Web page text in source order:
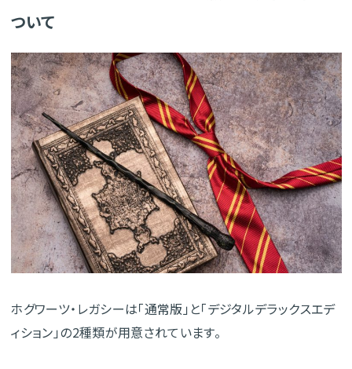
ついて
ホグワーツ・レガシーは「通常版」と「デジタルデラックスエデ
ィション」の2種類が用意されています。